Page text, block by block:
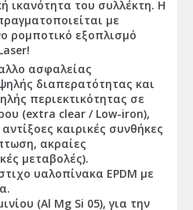
ικανότητα του συλλέκτη. Η
με
ρομποτικό εξοπλισμό
ασφαλείας
διαπερατότητας και
περιεκτικότητας σε
(extra clear / Low-iron),
καιρικές συνθήκες
ακραίες
μεταβολές).
υαλοπίνακα EPDM με
(Al Mg Si 05), για την